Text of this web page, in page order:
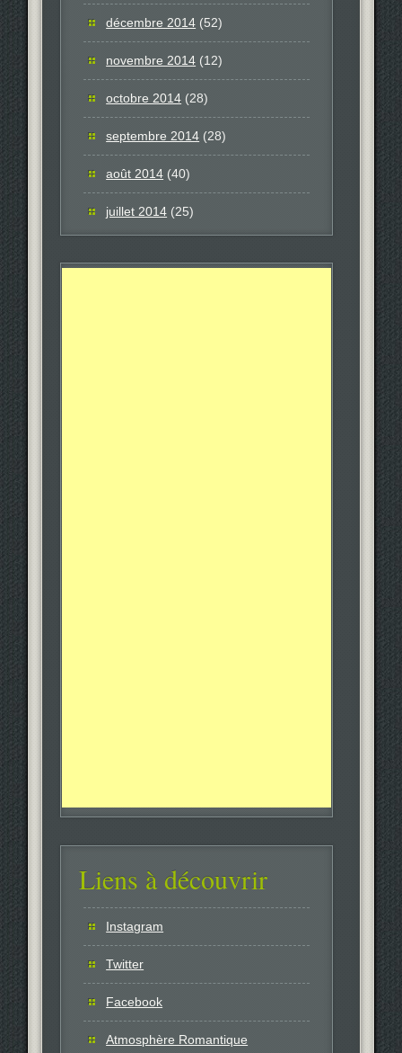
décembre 2014 (52)
novembre 2014 (12)
octobre 2014 (28)
septembre 2014 (28)
août 2014 (40)
juillet 2014 (25)
Liens à découvrir
Instagram
Twitter
Facebook
Atmosphère Romantique